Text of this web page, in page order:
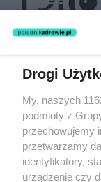
rozpowszechniany
(w tym także
eksploatacji w
Internecie bez
lub wykorzystanie
prawa, tzn. bez
może być ścigane
Drogi
My, naszych
podmioty z
przechowujemy
przetwarzamy
identyfikatory,
urządzenie czy